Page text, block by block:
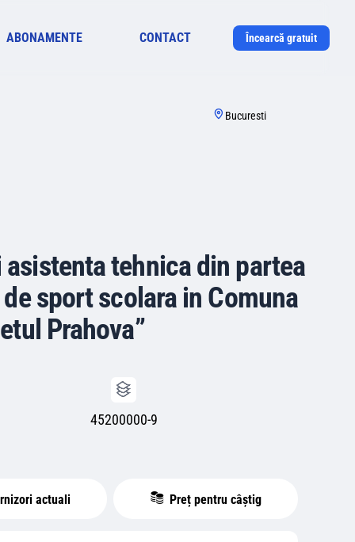
ABONAMENTE CONTACT Încearcă gratuit
Bucuresti
tehnica din partea
sport scolara in Comuna
Prahova”
45200000-9
actuali Preț pentru câștig